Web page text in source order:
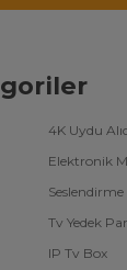
4K Uydu
Elektronik
Tv Yedek
IP Tv Box